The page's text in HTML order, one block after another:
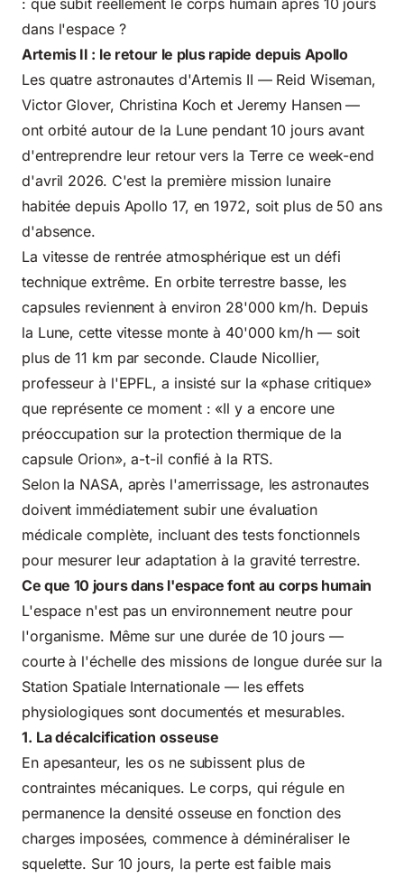
dans l'espace ?
Artemis II : le retour le plus rapide depuis Apollo
Les quatre astronautes d'Artemis II — Reid Wiseman,
Victor Glover, Christina Koch et Jeremy Hansen —
ont orbité autour de la Lune pendant 10 jours avant
d'entreprendre leur retour vers la Terre ce week-end
d'avril 2026. C'est la première mission lunaire
habitée depuis Apollo 17, en 1972, soit plus de 50 ans
d'absence.
La vitesse de rentrée atmosphérique est un défi
technique extrême. En orbite terrestre basse, les
capsules reviennent à environ 28'000 km/h. Depuis
la Lune, cette vitesse monte à 40'000 km/h — soit
plus de 11 km par seconde. Claude Nicollier,
professeur à l'EPFL, a insisté sur la «phase critique»
que représente ce moment : «Il y a encore une
préoccupation sur la protection thermique de la
capsule Orion», a-t-il confié à la RTS.
Selon la NASA, après l'amerrissage, les astronautes
doivent immédiatement subir une évaluation
médicale complète, incluant des tests fonctionnels
pour mesurer leur adaptation à la gravité terrestre.
Ce que 10 jours dans l'espace font au corps humain
L'espace n'est pas un environnement neutre pour
l'organisme. Même sur une durée de 10 jours —
courte à l'échelle des missions de longue durée sur la
Station Spatiale Internationale — les effets
physiologiques sont documentés et mesurables.
1. La décalcification osseuse
En apesanteur, les os ne subissent plus de
contraintes mécaniques. Le corps, qui régule en
permanence la densité osseuse en fonction des
charges imposées, commence à déminéraliser le
squelette. Sur 10 jours, la perte est faible mais